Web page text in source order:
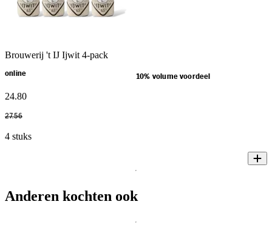
Brouwerij 't IJ Ijwit 4-pack
online 10% volume voordeel
24.80
27.56
4 stuks
Anderen kochten ook